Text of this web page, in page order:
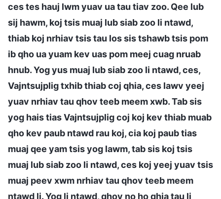
ces tes hauj lwm yuav ua tau tiav zoo. Qee lub
sij hawm, koj tsis muaj lub siab zoo li ntawd,
thiab koj nrhiav tsis tau los sis tshawb tsis pom
ib qho ua yuam kev uas pom meej cuag nruab
hnub. Yog yus muaj lub siab zoo li ntawd, ces,
Vajntsujplig txhib thiab coj qhia, ces lawv yeej
yuav nrhiav tau qhov teeb meem xwb. Tab sis
yog hais tias Vajntsujplig coj koj kev thiab muab
qho kev paub ntawd rau koj, cia koj paub tias
muaj qee yam tsis yog lawm, tab sis koj tsis
muaj lub siab zoo li ntawd, ces koj yeej yuav tsis
muaj peev xwm nrhiav tau qhov teeb meem
ntawd li. Yog li ntawd, qhov no ho qhia tau li